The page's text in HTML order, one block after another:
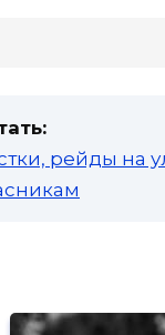
рейды на